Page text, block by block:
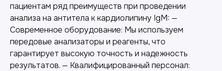
пациентам ряд преимуществ при проведении
анализа на антитела к кардиолипину IgM: —
Современное оборудование: Мы используем
передовые анализаторы и реагенты, что
гарантирует высокую точность и надежность
результатов. — Квалифицированный персонал: